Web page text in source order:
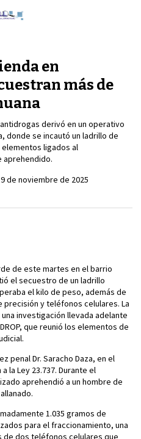
en
más de
derivó en un operativo
donde se incautó un ladrillo de
ligados al
aprehendido.
de noviembre de 2025
de este martes en el barrio
el secuestro de un ladrillo
el kilo de peso, además de
y teléfonos celulares. La
investigación llevada adelante
que reunió los elementos de
penal Dr. Saracho Daza, en el
la Ley 23.737. Durante el
aprehendió a un hombre de
1.035 gramos de
para el fraccionamiento, una
de dos teléfonos celulares que